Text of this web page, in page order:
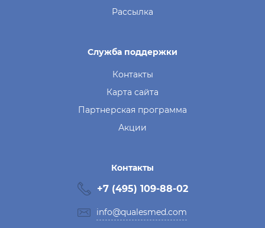
Рассылка
Служба поддержки
Контакты
Карта сайта
Партнерская программа
Акции
Контакты
+7 (495) 109-88-02
info@qualesmed.com